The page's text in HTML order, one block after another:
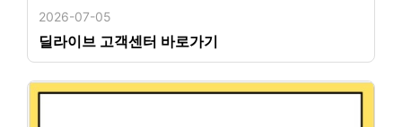
2026-07-05
딜라이브 고객센터 바로가기